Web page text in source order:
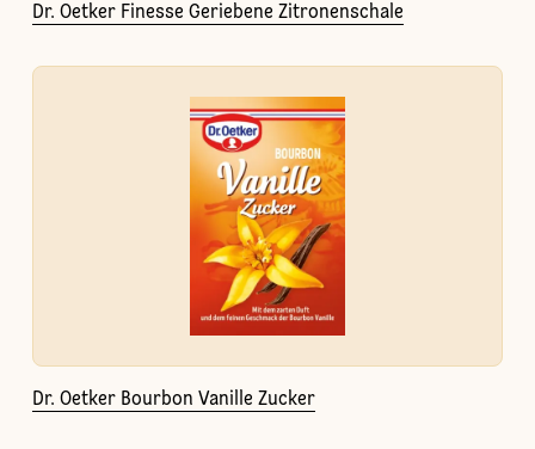
Dr. Oetker Finesse Geriebene Zitronenschale
Dr. Oetker Bourbon Vanille Zucker